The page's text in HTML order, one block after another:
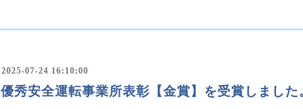
2025-07-24 16:10:00
優秀安全運転事業所表彰【金賞】を受賞しました